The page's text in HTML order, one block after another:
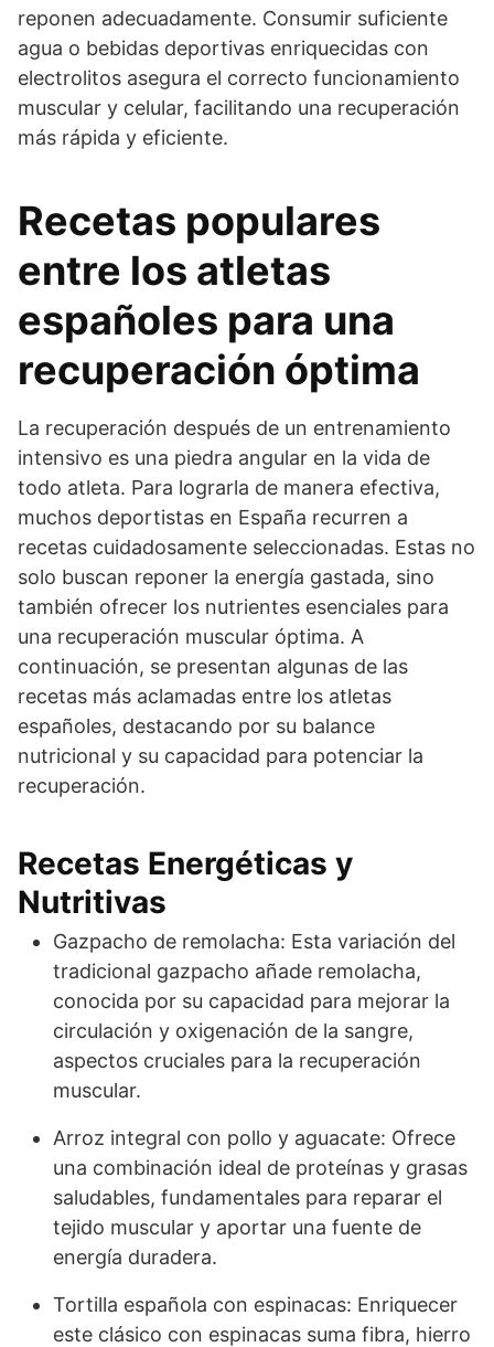
reponen adecuadamente. Consumir suficiente
agua o bebidas deportivas enriquecidas con
electrolitos asegura el correcto funcionamiento
muscular y celular, facilitando una recuperación
más rápida y eficiente.
Recetas populares
entre los atletas
españoles para una
recuperación óptima
La recuperación después de un entrenamiento
intensivo es una piedra angular en la vida de
todo atleta. Para lograrla de manera efectiva,
muchos deportistas en España recurren a
recetas cuidadosamente seleccionadas. Estas no
solo buscan reponer la energía gastada, sino
también ofrecer los nutrientes esenciales para
una recuperación muscular óptima. A
continuación, se presentan algunas de las
recetas más aclamadas entre los atletas
españoles, destacando por su balance
nutricional y su capacidad para potenciar la
recuperación.
Recetas Energéticas y
Nutritivas
Gazpacho de remolacha: Esta variación del
tradicional gazpacho añade remolacha,
conocida por su capacidad para mejorar la
circulación y oxigenación de la sangre,
aspectos cruciales para la recuperación
muscular.
Arroz integral con pollo y aguacate: Ofrece
una combinación ideal de proteínas y grasas
saludables, fundamentales para reparar el
tejido muscular y aportar una fuente de
energía duradera.
Tortilla española con espinacas: Enriquecer
este clásico con espinacas suma fibra, hierro